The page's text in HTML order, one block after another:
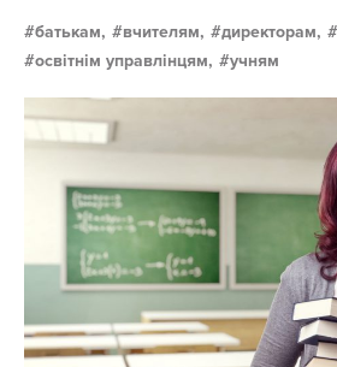
батькам, вчителям, директорам,
освітнім управлінцям,
учням